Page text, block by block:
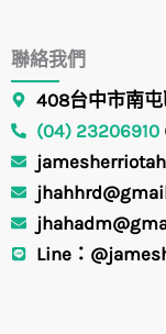
聯絡我們
408台中市南
(04) 23206910
Line：